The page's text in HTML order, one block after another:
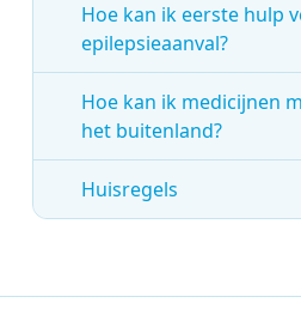
Hoe kan ik eerste hulp
epilepsieaanval?
Hoe kan ik medicijnen
het buitenland?
Huisregels